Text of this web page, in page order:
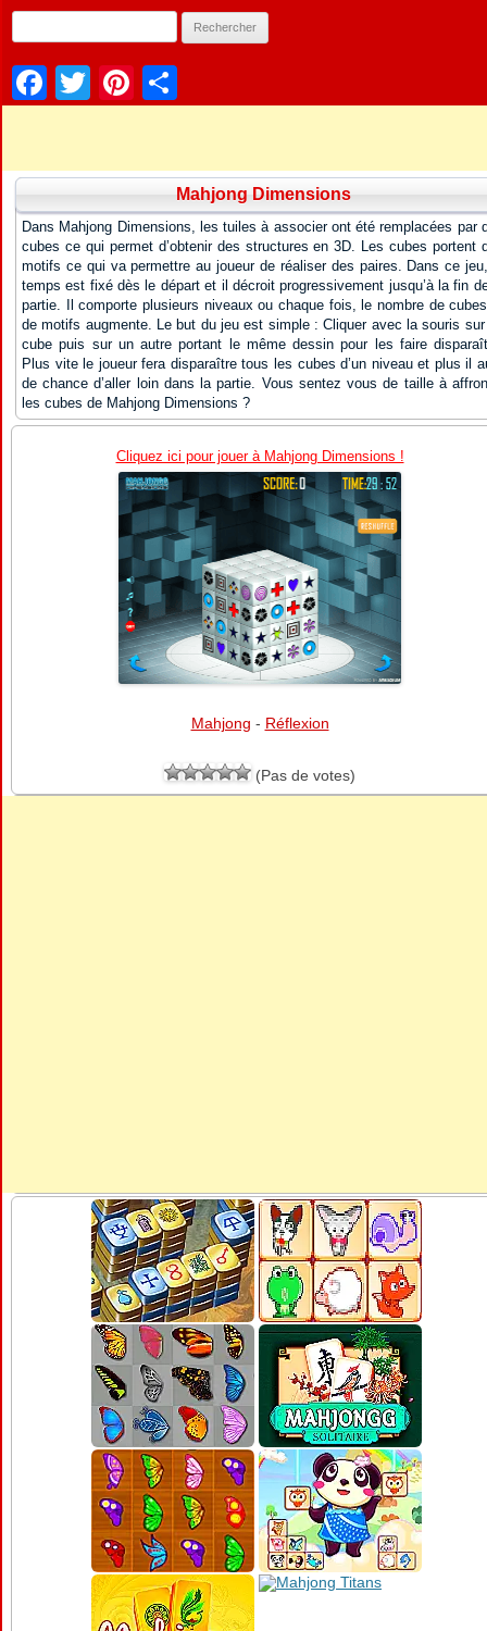
Facebook
TwitterPinterest
Mahjong Dimensions
Dans Mahjong Dimensions, les tuiles à associer ont été remplacées par
cubes ce qui permet d’obtenir des structures en 3D. Les cubes portent
motifs ce qui va permettre au joueur de réaliser des paires. Dans ce
temps est fixé dès le départ et il décroit progressivement jusqu’à la fin
partie. Il comporte plusieurs niveaux ou chaque fois, le nombre de
de motifs augmente. Le but du jeu est simple : Cliquer avec la souris sur
cube puis sur un autre portant le même dessin pour les faire
Plus vite le joueur fera disparaître tous les cubes d’un niveau et plus il
de chance d’aller loin dans la partie. Vous sentez vous de taille à
les cubes de Mahjong Dimensions ?
Cliquez ici pour jouer à Mahjong Dimensions !
Mahjong - Réflexion
(Pas de votes)